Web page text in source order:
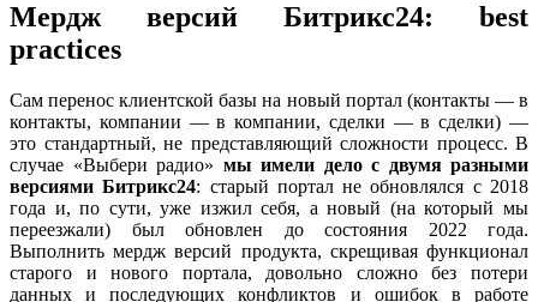
Мердж версий Битрикс24: best
practices
Сам перенос клиентской базы на новый портал (контакты — в
контакты, компании — в компании, сделки — в сделки) —
это стандартный, не представляющий сложности процесс. В
случае «Выбери радио» мы имели дело с двумя разными
версиями Битрикс24: старый портал не обновлялся с 2018
года и, по сути, уже изжил себя, а новый (на который мы
переезжали) был обновлен до состояния 2022 года.
Выполнить мердж версий продукта, скрещивая функционал
старого и нового портала, довольно сложно без потери
данных и последующих конфликтов и ошибок в работе